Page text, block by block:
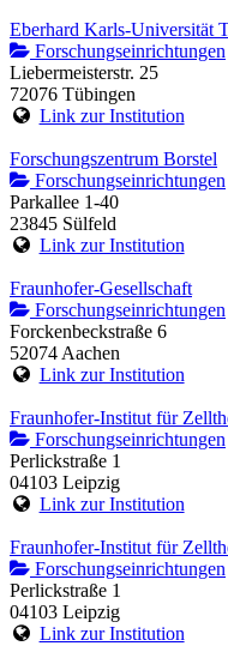
Eberhard Karls-Universität
Forschungseinrichtungen
Liebermeisterstr. 25
72076 Tübingen
Link zur Institution
Forschungszentrum Borstel
Forschungseinrichtungen
Parkallee 1-40
23845 Sülfeld
Link zur Institution
Fraunhofer-Gesellschaft
Forschungseinrichtungen
Forckenbeckstraße 6
52074 Aachen
Link zur Institution
Fraunhofer-Institut für
Forschungseinrichtungen
Perlickstraße 1
04103 Leipzig
Link zur Institution
Fraunhofer-Institut für
Forschungseinrichtungen
Perlickstraße 1
04103 Leipzig
Link zur Institution